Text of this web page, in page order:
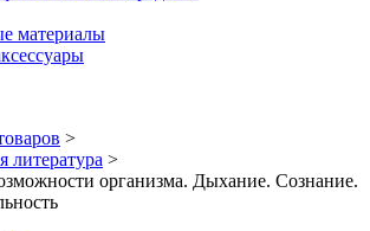
материалы
>
литература >
организма. Дыхание. Сознание.